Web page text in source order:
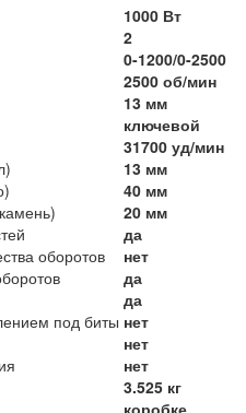
1000 Вт
2
0-1200/0-2500
2500 об/мин
13 мм
ключевой
31700 уд/мин
13 мм
40 мм
20 мм
да
оборотов
нет
да
да
под биты нет
нет
нет
3.525 кг